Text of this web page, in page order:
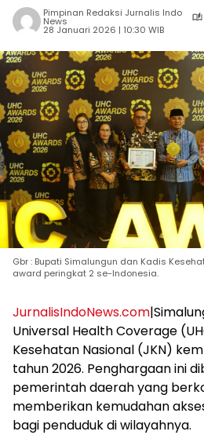
Pimpinan Redaksi Jurnalis Indo
News
28 Januari 2026 | 10:30 WIB
Gbr : Bupati Simalungun dan Kadis
award peringkat 2 se-Indonesia.
JurnalisIndoNews.com
Universal Health Coverage
Kesehatan Nasional (JKN)
tahun 2026. Penghargaan ini
pemerintah daerah yang
memberikan kemudahan
bagi penduduk di wilayahnya.